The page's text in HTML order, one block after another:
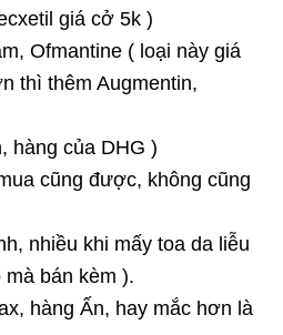
giá cở 5k )
Ofmantine ( loại này giá
thì thêm Augmentin,
hàng của DHG )
cũng được, không cũng
nhiều khi mấy toa da liễu
bán kèm ).
hàng Ấn, hay mắc hơn là